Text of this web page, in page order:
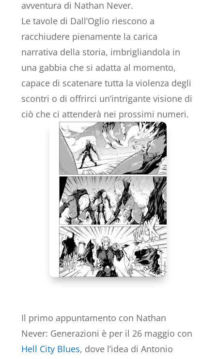
avventura di Nathan Never.
Le tavole di Dall’Oglio riescono a
racchiudere pienamente la carica
narrativa della storia, imbrigliandola in
una gabbia che si adatta al momento,
capace di scatenare tutta la violenza degli
scontri o di offrirci un’intrigante visione di
ciò che ci attenderà nei prossimi numeri.
Il primo appuntamento con Nathan
Never: Generazioni è per il 26 maggio con
Hell City Blues, dove l’idea di Antonio